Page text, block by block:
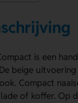
is een
beige
Compact
of koffer. Op